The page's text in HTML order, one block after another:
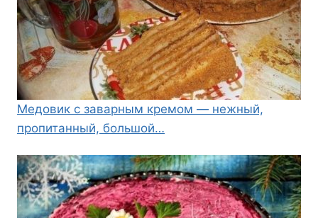
Медовик с заварным кремом — нежный,
пропитанный, большой…